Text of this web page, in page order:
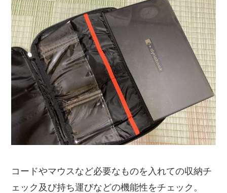
コードやマウスなど必要なものを入れての収納チ
ェック及び持ち運びなどの機能性をチェック。